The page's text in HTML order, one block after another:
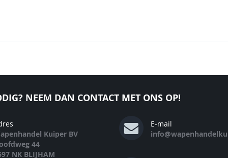
NEEM DAN CONTACT MET ONS OP!
Kuiper BV
44
NK BLIJHAM
E-mail